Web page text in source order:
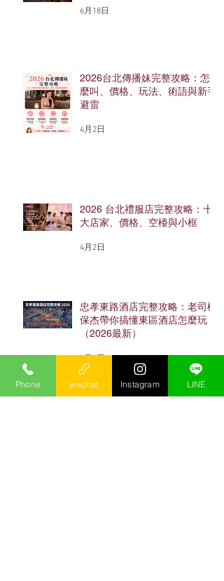
6月18日
2026台北傳播妹完整攻略：怎
麼叫、價格、玩法、術語與新手
避雷
4月2日
2026 台北禮服店完整攻略：十
大店家、價格、空檯與小框
4月2日
忠孝東路酒店完整攻略：老司機
保杰帶你搞懂東區酒店怎麼玩
（2026最新）
4月2日
Phone wechat Instagram LINE